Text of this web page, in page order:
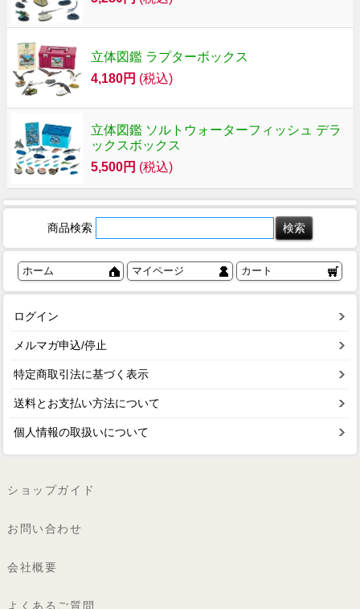
立体図鑑 ラプターボックス
4,180円 (税込)
立体図鑑 ソルトウォーターフィッシュ デラ
ックスボックス
5,500円 (税込)
商品検索
ホーム マイページ カート
ログイン
メルマガ申込/停止
特定商取引法に基づく表示
送料とお支払い方法について
個人情報の取扱いについて
ショップガイド
お問い合わせ
会社概要
よくあるご質問